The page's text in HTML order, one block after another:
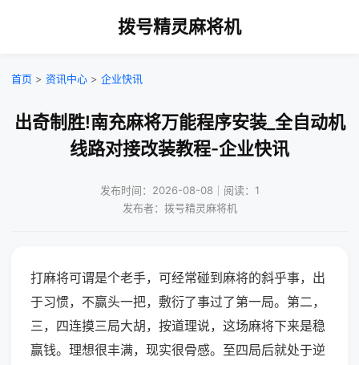
拨号精灵麻将机
首页 > 资讯中心 > 企业快讯
出奇制胜!南充麻将万能程序安装_全自动机
线路对接改装教程-企业快讯
发布时间：2026-08-08｜阅读：1
发布者：拨号精灵麻将机
打麻将可谓是个老手，可经常碰到麻将的斜乎事，出
于习惯，不赢头一把，敷衍了事过了第一局。第二，
三，四连摸三局大胡，按道理说，这场麻将下来是稳
赢钱。理想很丰满，现实很骨感。至四局后就处于逆